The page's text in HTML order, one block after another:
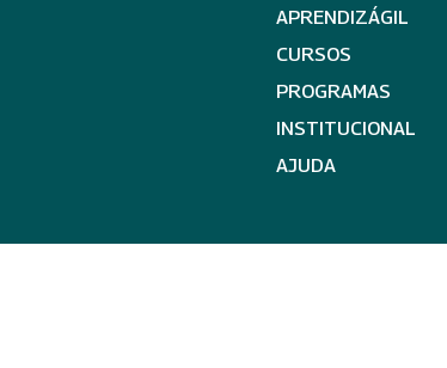
APRENDIZÁGIL
CURSOS
PROGRAMAS
INSTITUCIONAL
AJUDA